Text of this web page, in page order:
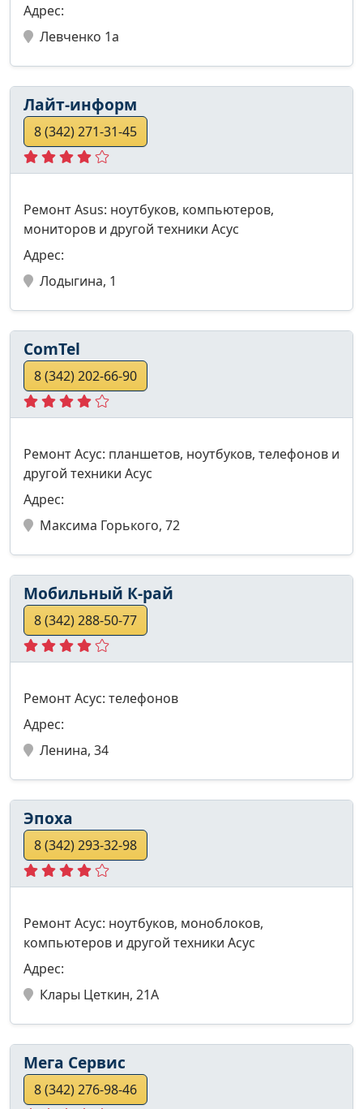
Адрес:
Левченко 1а
Лайт-информ
8 (342) 271-31-45
Ремонт Asus: ноутбуков, компьютеров,
мониторов и другой техники Асус
Адрес:
Лодыгина, 1
ComTel
8 (342) 202-66-90
Ремонт Асус: планшетов, ноутбуков, телефонов и
другой техники Асус
Адрес:
Максима Горького, 72
Мобильный К-рай
8 (342) 288-50-77
Ремонт Асус: телефонов
Адрес:
Ленина, 34
Эпоха
8 (342) 293-32-98
Ремонт Асус: ноутбуков, моноблоков,
компьютеров и другой техники Асус
Адрес:
Клары Цеткин, 21А
Мега Сервис
8 (342) 276-98-46